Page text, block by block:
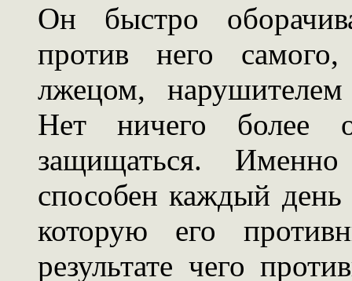
Он быстро
против него
лжецом, нарушителем
Нет ничего более
защищаться.
способен каждый
которую его
результате чего